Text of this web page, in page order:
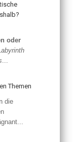
oder
...
Themen
die